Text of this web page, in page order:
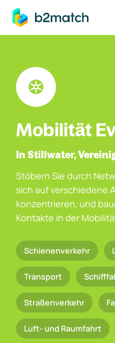
springen
Mobilität
In Stillwater,
Stöbern Sie durch
sich auf verschiedene
konzentrieren, und
Kontakte in der
Schienenverkehr
Transport
Straßenverkehr
Luft- und Raumfahrt